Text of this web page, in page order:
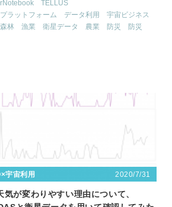
TELLUS
ラットフォーム
データ利用
宇宙ビジネス
森林
漁業 衛星データ 農業 防災 防災
宇宙利用 2020/7/31
気が変わりやすい理由について、